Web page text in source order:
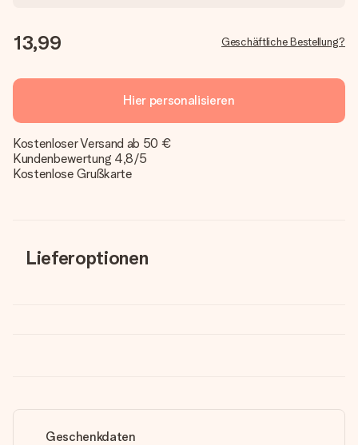
13,99 Geschäftliche Bestellung?
Hier personalisieren
Kostenloser Versand ab 50 €
Kundenbewertung 4,8/5
Kostenlose Grußkarte
Lieferoptionen
Geschenkdaten